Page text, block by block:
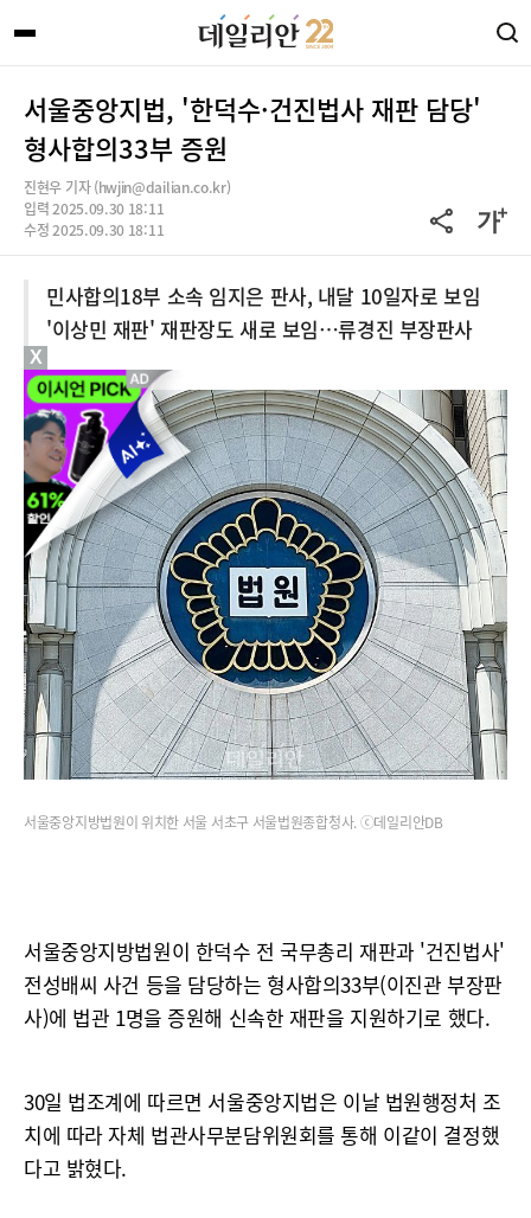
서울중앙지법, '한덕수·건진법사 재판 담당'
형사합의33부 증원
진현우 기자 (hwjin@dailian.co.kr)
입력 2025.09.30 18:11
수정 2025.09.30 18:11
민사합의18부 소속 임지은 판사, 내달 10일자로 보임
'이상민 재판' 재판장도 새로 보임…류경진 부장판사
서울중앙지방법원이 위치한 서울 서초구 서울법원종합청사. ⓒ데일리안DB
서울중앙지방법원이 한덕수 전 국무총리 재판과 '건진법사'
전성배씨 사건 등을 담당하는 형사합의33부(이진관 부장판
사)에 법관 1명을 증원해 신속한 재판을 지원하기로 했다.
30일 법조계에 따르면 서울중앙지법은 이날 법원행정처 조
치에 따라 자체 법관사무분담위원회를 통해 이같이 결정했
다고 밝혔다.
X